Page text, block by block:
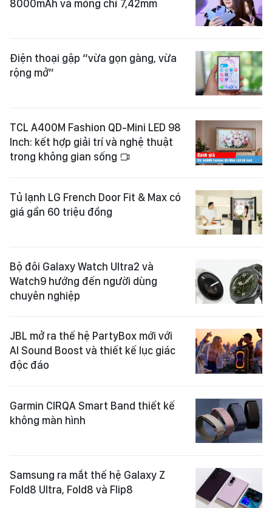
8000mAh và mỏng chỉ 7,42mm
Điện thoại gập “vừa gọn gàng, vừa
rộng mở”
TCL A400M Fashion QD-Mini LED 98
Inch: kết hợp giải trí và nghệ thuật
trong không gian sống
Tủ lạnh LG French Door Fit & Max có
giá gần 60 triệu đồng
Bộ đôi Galaxy Watch Ultra2 và
Watch9 hướng đến người dùng
chuyên nghiệp
JBL mở ra thế hệ PartyBox mới với
AI Sound Boost và thiết kế lục giác
độc đáo
Garmin CIRQA Smart Band thiết kế
không màn hình
Samsung ra mắt thế hệ Galaxy Z
Fold8 Ultra, Fold8 và Flip8